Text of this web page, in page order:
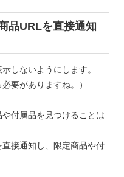
品URLを直接通知
しないようにします。
要がありますね。）
付属品を見つけることは
接通知し、限定商品や付